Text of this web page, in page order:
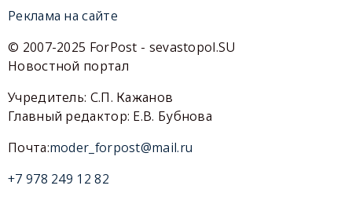
Реклама на сайте
© 2007-2025 ForPost - sevastopol.SU
Новостной портал
Учредитель: С.П. Кажанов
Главный редактор: Е.В. Бубнова
Почта:moder_forpost@mail.ru
+7 978 249 12 82